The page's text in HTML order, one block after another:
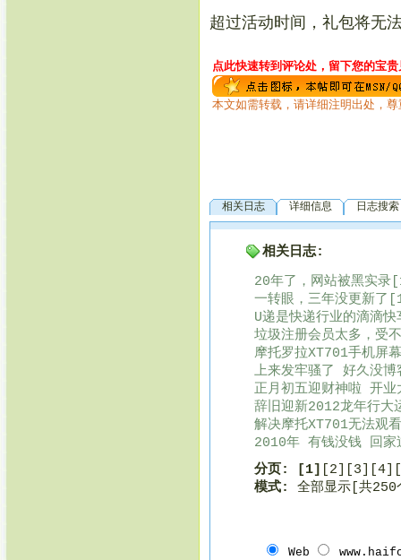
超过活动时间，礼包将无
点此快速转到评论处，留下您的宝
本文如需转载，请详细注明出处，
相关日志 详细信息 日志搜索
相关日志:
20年了，网站被黑实
一转眼，三年没更新了
U递是快递行业的滴滴
垃圾注册会员太多，受
摩托罗拉XT701手机屏
上来发牢骚了 好久没
正月初五迎财神啦 开
辞旧迎新2012龙年行
解决摩托XT701无法观
2010年 有钱没钱 回
分页:
[1] [2] [3] [4]
模式:
全部显示[共250
Web